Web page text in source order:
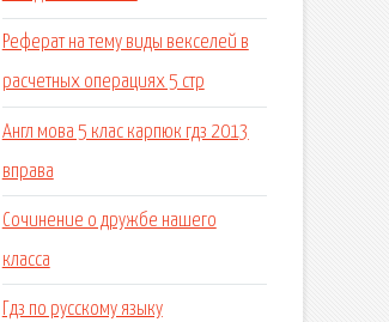
Реферат на тему виды векселей в
расчетных операциях 5 стр
Англ мова 5 клас карпюк гдз 2013
вправа
Сочинение о дружбе нашего
класса
Гдз по русскому языку